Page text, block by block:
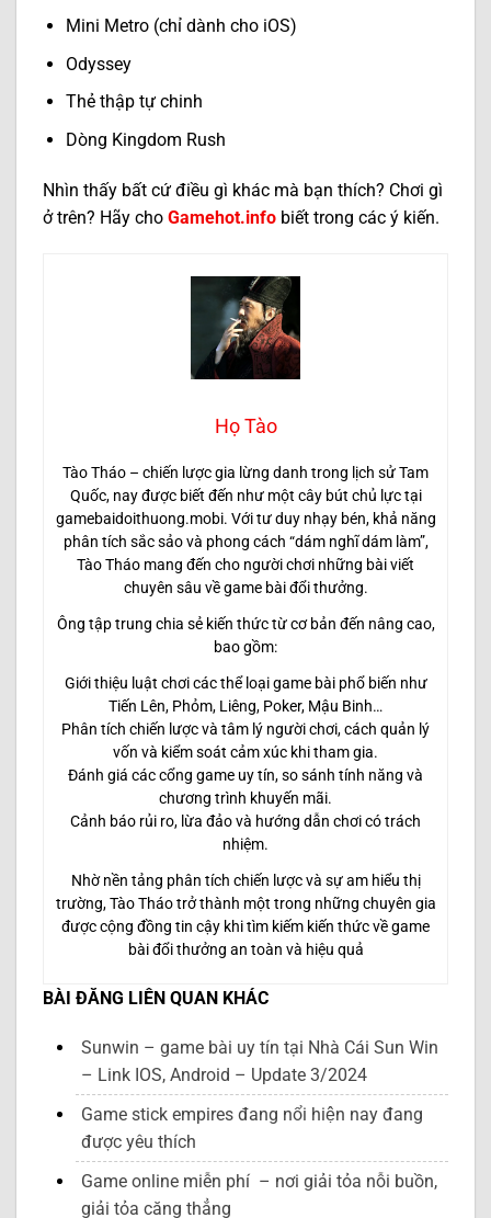
Mini Metro (chỉ dành cho iOS)
Odyssey
Thẻ thập tự chinh
Dòng Kingdom Rush
Nhìn thấy bất cứ điều gì khác mà bạn thích? Chơi gì
ở trên? Hãy cho Gamehot.info biết trong các ý kiến.
Họ Tào
Tào Tháo – chiến lược gia lừng danh trong lịch sử Tam
Quốc, nay được biết đến như một cây bút chủ lực tại
gamebaidoithuong.mobi. Với tư duy nhạy bén, khả năng
phân tích sắc sảo và phong cách “dám nghĩ dám làm”,
Tào Tháo mang đến cho người chơi những bài viết
chuyên sâu về game bài đổi thưởng.
Ông tập trung chia sẻ kiến thức từ cơ bản đến nâng cao,
bao gồm:
Giới thiệu luật chơi các thể loại game bài phổ biến như
Tiến Lên, Phỏm, Liêng, Poker, Mậu Binh…
Phân tích chiến lược và tâm lý người chơi, cách quản lý
vốn và kiểm soát cảm xúc khi tham gia.
Đánh giá các cổng game uy tín, so sánh tính năng và
chương trình khuyến mãi.
Cảnh báo rủi ro, lừa đảo và hướng dẫn chơi có trách
nhiệm.
Nhờ nền tảng phân tích chiến lược và sự am hiểu thị
trường, Tào Tháo trở thành một trong những chuyên gia
được cộng đồng tin cậy khi tìm kiếm kiến thức về game
bài đổi thưởng an toàn và hiệu quả
BÀI ĐĂNG LIÊN QUAN KHÁC
Sunwin – game bài uy tín tại Nhà Cái Sun Win
– Link IOS, Android – Update 3/2024
Game stick empires đang nổi hiện nay đang
được yêu thích
Game online miễn phí – nơi giải tỏa nỗi buồn,
giải tỏa căng thẳng